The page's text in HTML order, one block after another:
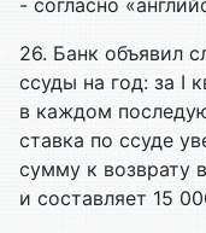
- согласно
26. Банк объявил
ссуды на год: за I
в каждом
ставка по ссуде
сумму к возврату
и составляет 15